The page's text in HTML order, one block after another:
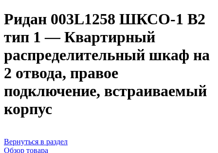
Ридан 003L1258 ШКСО-1 В2
тип 1 — Квартирный
распределительный шкаф на
2 отвода, правое
подключение, встраиваемый
корпус
Вернуться в раздел
Обзор товара